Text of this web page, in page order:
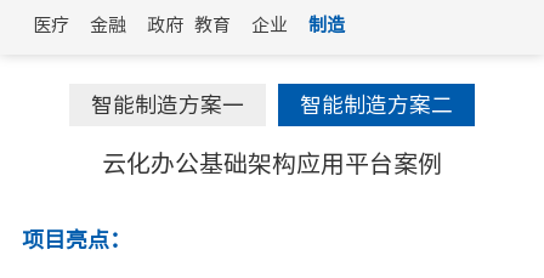
医疗 金融 政府 教育 企业 制造
智能制造方案一 智能制造方案二
云化办公基础架构应用平台案例
项目亮点：